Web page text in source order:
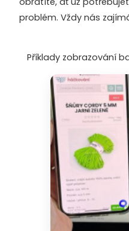
problém. Vždy nás
Příklady zobrazování